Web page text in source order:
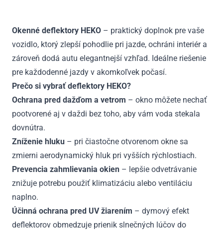
Okenné deflektory HEKO – praktický doplnok pre vaše
vozidlo, ktorý zlepší pohodlie pri jazde, ochráni interiér a
zároveň dodá autu elegantnejší vzhľad. Ideálne riešenie
pre každodenné jazdy v akomkoľvek počasí.
Prečo si vybrať deflektory HEKO?
Ochrana pred dažďom a vetrom – okno môžete nechať
pootvorené aj v daždi bez toho, aby vám voda stekala
dovnútra.
Zníženie hluku – pri čiastočne otvorenom okne sa
zmierni aerodynamický hluk pri vyšších rýchlostiach.
Prevencia zahmlievania okien – lepšie odvetrávanie
znižuje potrebu použiť klimatizáciu alebo ventiláciu
naplno.
Účinná ochrana pred UV žiarením – dymový efekt
deflektorov obmedzuje prienik slnečných lúčov do